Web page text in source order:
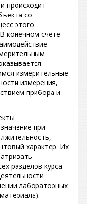
происходит
со
этого
конечном счете
измерительные
измерения,
прибора и
при
характер. Их
разделов курса
лабораторных